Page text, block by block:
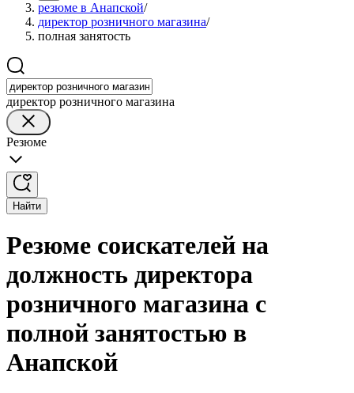
резюме в Анапской/
директор розничного магазина/
полная занятость
директор розничного магазина
Резюме
Найти
Резюме соискателей на
должность директора
розничного магазина с
полной занятостью в
Анапской